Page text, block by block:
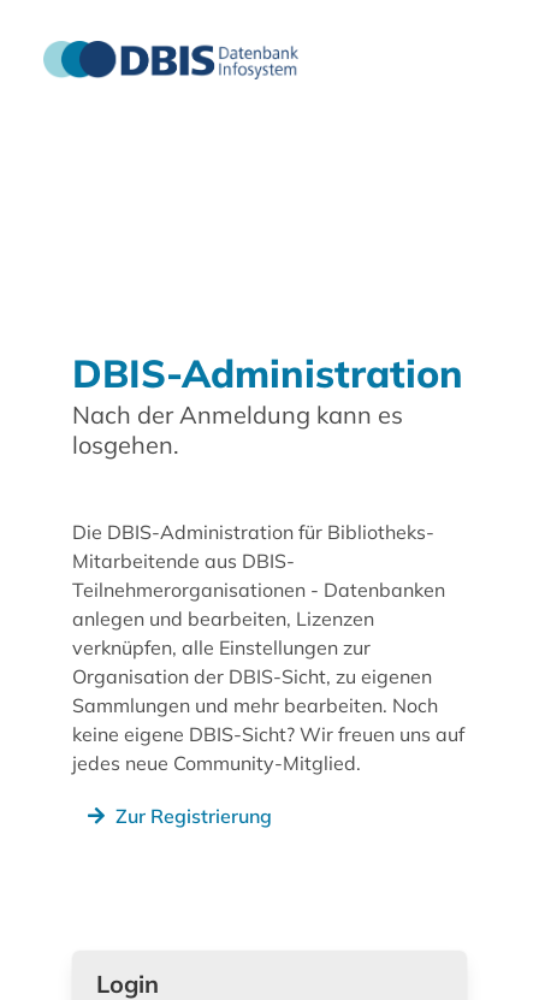
DBIS-Administration
Nach der Anmeldung kann es
losgehen.
Die DBIS-Administration für Bibliotheks-
Mitarbeitende aus DBIS-
Teilnehmerorganisationen - Datenbanken
anlegen und bearbeiten, Lizenzen
verknüpfen, alle Einstellungen zur
Organisation der DBIS-Sicht, zu eigenen
Sammlungen und mehr bearbeiten. Noch
keine eigene DBIS-Sicht? Wir freuen uns auf
jedes neue Community-Mitglied.
Zur Registrierung
Login